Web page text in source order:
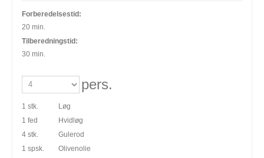
Forberedelsestid:
20 min.
Tilberedningstid:
30 min.
pers.
1 stk.
Løg
1 fed
Hvidløg
4 stk.
Gulerod
1 spsk.
Olivenolie